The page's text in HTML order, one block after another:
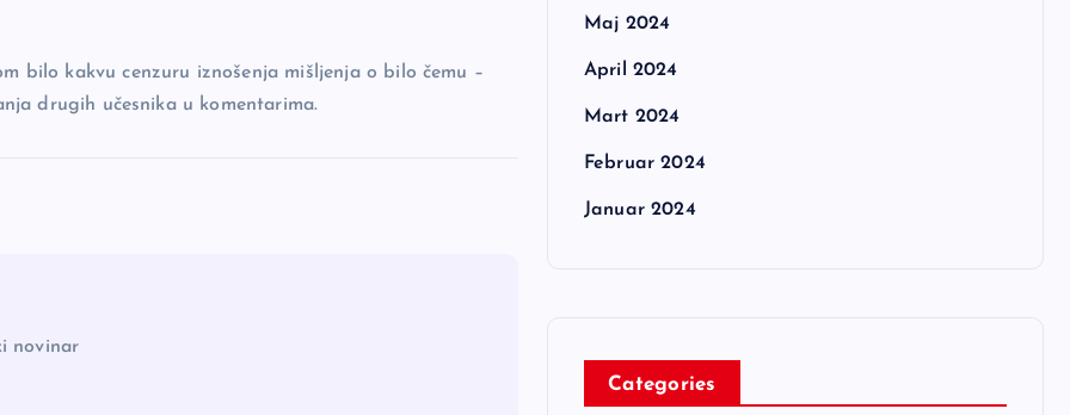
bilo kakvu cenzuru iznošenja mišljenja o bilo čemu –
drugih učesnika u komentarima.
novinar
Maj 2024
April 2024
Mart 2024
Februar 2024
Januar 2024
Categories